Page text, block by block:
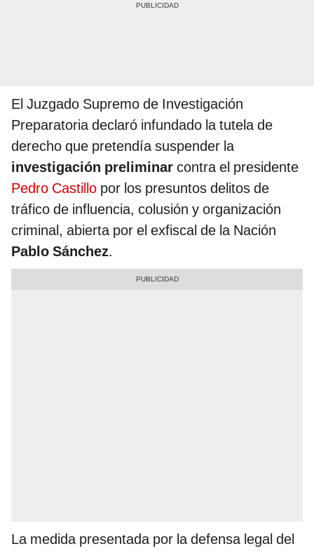
El Juzgado Supremo de Investigación
Preparatoria declaró infundado la tutela de
derecho que pretendía suspender la
investigación preliminar contra el presidente
Pedro Castillo por los presuntos delitos de
tráfico de influencia, colusión y organización
criminal, abierta por el exfiscal de la Nación
Pablo Sánchez.
La medida presentada por la defensa legal del